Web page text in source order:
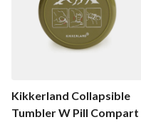
Kikkerland Collapsible
Tumbler W Pill Compart